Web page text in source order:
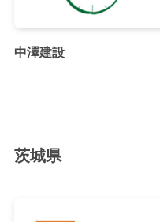
中澤建設
茨城県